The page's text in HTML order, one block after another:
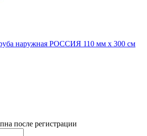
наружная РОССИЯ 110 мм х 300 см
после регистрации